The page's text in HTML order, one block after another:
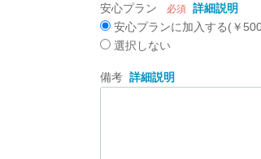
安心プラン 必須 詳細説明
安心プランに加入する(￥
選択しない
備考 詳細説明